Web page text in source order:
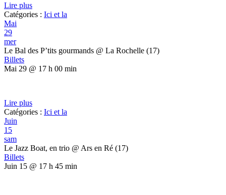
Lire plus
Catégories : Ici et la
Mai
29
mer
Le Bal des P’tits gourmands @ La Rochelle (17)
Billets
Mai 29 @ 17 h 00 min
Lire plus
Catégories : Ici et la
Juin
15
sam
Le Jazz Boat, en trio @ Ars en Ré (17)
Billets
Juin 15 @ 17 h 45 min